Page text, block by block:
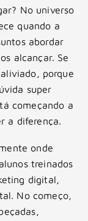
No universo
quando a
abordar
alcançar. Se
porque
super
começando a
a diferença.
onde
treinados
digital,
No começo,